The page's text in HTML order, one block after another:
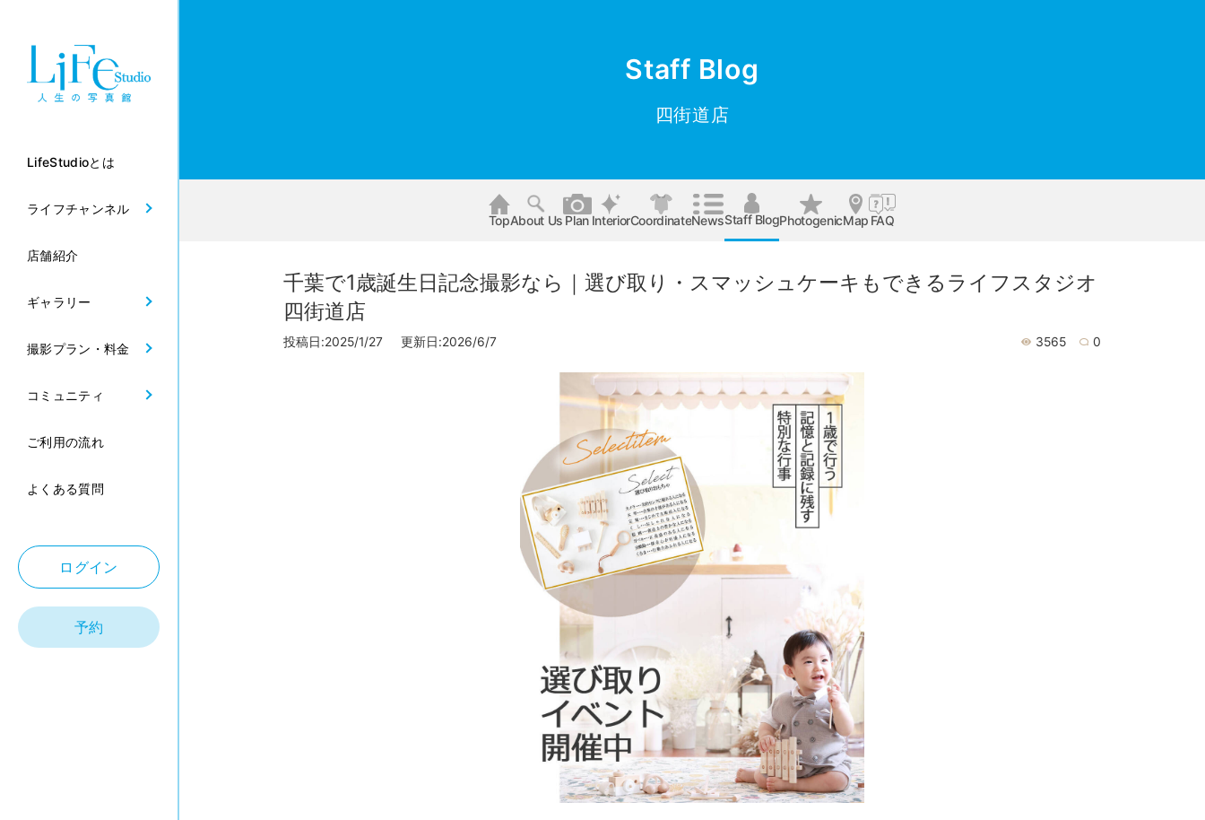
LifeStudioとは
ライフチャンネル
店舗紹介
ギャラリー
撮影プラン・料金
コミュニティ
ご利用の流れ
よくある質問
ログイン
予約
Staff Blog
四街道店
TopAbout Us Plan InteriorCoordinateNewsStaff BlogPhotogenicMap FAQ
千葉で1歳誕生日記念撮影なら｜選び取り・スマッシュケーキもできるライフスタジオ
四街道店
投稿日:2025/1/27 更新日:2026/6/7 3565 0